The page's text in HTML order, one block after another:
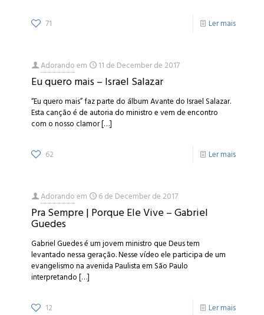
71 Ler mais
Adorandoem 11 de December de 2017
Eu quero mais – Israel Salazar
“Eu quero mais” faz parte do álbum Avante do Israel Salazar.
Esta canção é de autoria do ministro e vem de encontro
com o nosso clamor[…]
62 Ler mais
Adorandoem 6 de December de 2017
Pra Sempre | Porque Ele Vive – Gabriel
Guedes
Gabriel Guedes é um jovem ministro que Deus tem
levantado nessa geração. Nesse vídeo ele participa de um
evangelismo na avenida Paulista em São Paulo
interpretando[…]
12 Ler mais